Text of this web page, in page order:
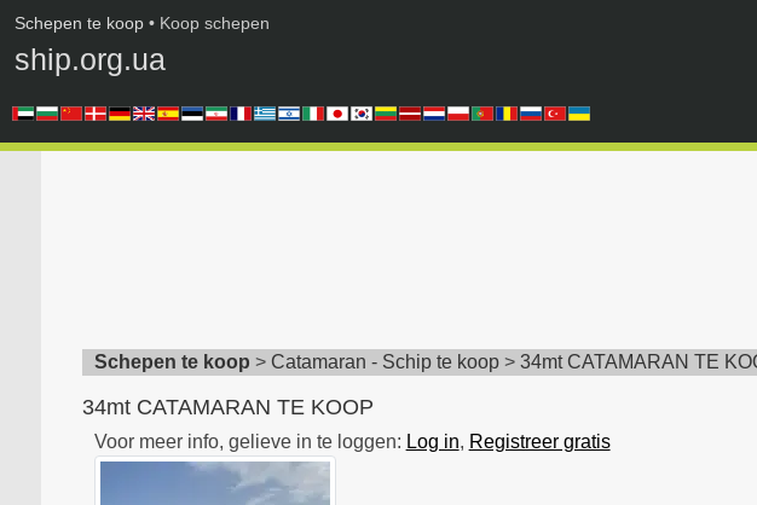
Schepen te koop • Koop schepen
ship.org.ua
Schepen te koop > Catamaran - Schip te koop> 34mt CATAMARAN TE
34mt CATAMARAN TE KOOP
Voor meer info, gelieve in te loggen: Log in, Registreer gratis